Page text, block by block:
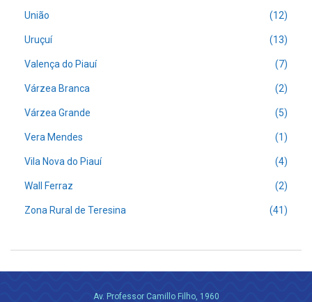
União (12)
Uruçuí (13)
Valença do Piauí (7)
Várzea Branca (2)
Várzea Grande (5)
Vera Mendes (1)
Vila Nova do Piauí (4)
Wall Ferraz (2)
Zona Rural de Teresina (41)
Av. Professor Camillo Filho, 1960